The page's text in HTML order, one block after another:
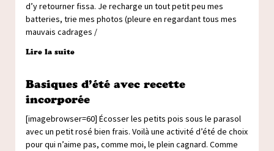
d’y retourner fissa. Je recharge un tout petit peu mes
batteries, trie mes photos (pleure en regardant tous mes
mauvais cadrages /
Lire la suite
Basiques d’été avec recette
incorporée
[imagebrowser=60] Écosser les petits pois sous le parasol
avec un petit rosé bien frais. Voilà une activité d’été de choix
pour qui n’aime pas, comme moi, le plein cagnard. Comme